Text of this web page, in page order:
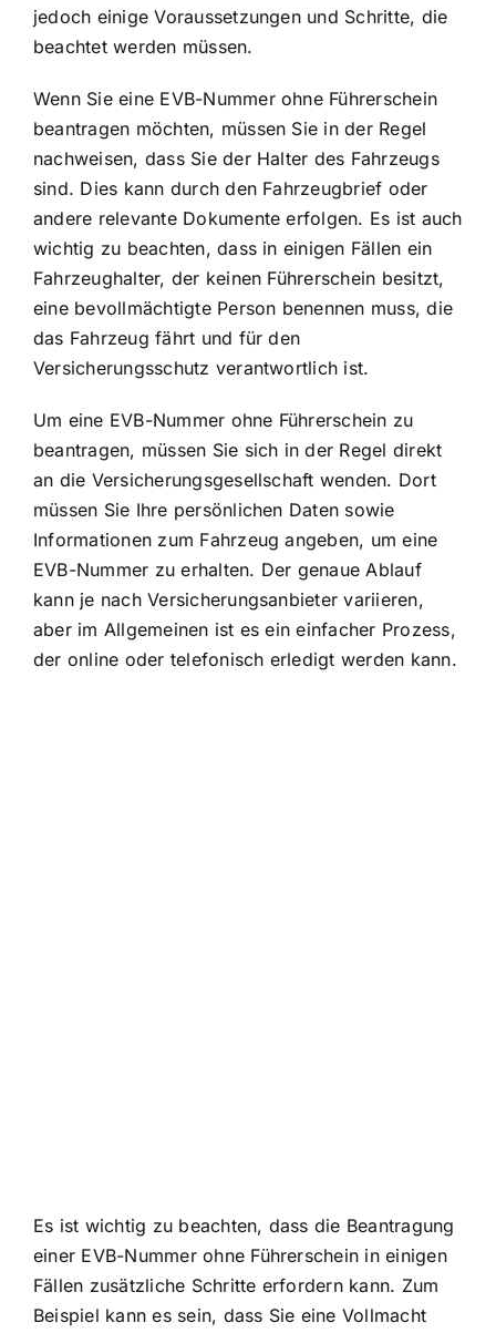
jedoch einige Voraussetzungen und Schritte, die
beachtet werden müssen.
Wenn Sie eine EVB-Nummer ohne Führerschein
beantragen möchten, müssen Sie in der Regel
nachweisen, dass Sie der Halter des Fahrzeugs
sind. Dies kann durch den Fahrzeugbrief oder
andere relevante Dokumente erfolgen. Es ist auch
wichtig zu beachten, dass in einigen Fällen ein
Fahrzeughalter, der keinen Führerschein besitzt,
eine bevollmächtigte Person benennen muss, die
das Fahrzeug fährt und für den
Versicherungsschutz verantwortlich ist.
Um eine EVB-Nummer ohne Führerschein zu
beantragen, müssen Sie sich in der Regel direkt
an die Versicherungsgesellschaft wenden. Dort
müssen Sie Ihre persönlichen Daten sowie
Informationen zum Fahrzeug angeben, um eine
EVB-Nummer zu erhalten. Der genaue Ablauf
kann je nach Versicherungsanbieter variieren,
aber im Allgemeinen ist es ein einfacher Prozess,
der online oder telefonisch erledigt werden kann.
Es ist wichtig zu beachten, dass die Beantragung
einer EVB-Nummer ohne Führerschein in einigen
Fällen zusätzliche Schritte erfordern kann. Zum
Beispiel kann es sein, dass Sie eine Vollmacht